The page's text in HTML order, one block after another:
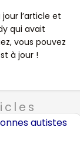
l’article et
qui avait
vous pouvez
à jour !
autistes